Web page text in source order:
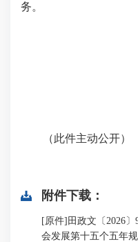
务。
（此件主动公开）
附件下载：
[原件]田政文〔2026
会发展第十五个五年